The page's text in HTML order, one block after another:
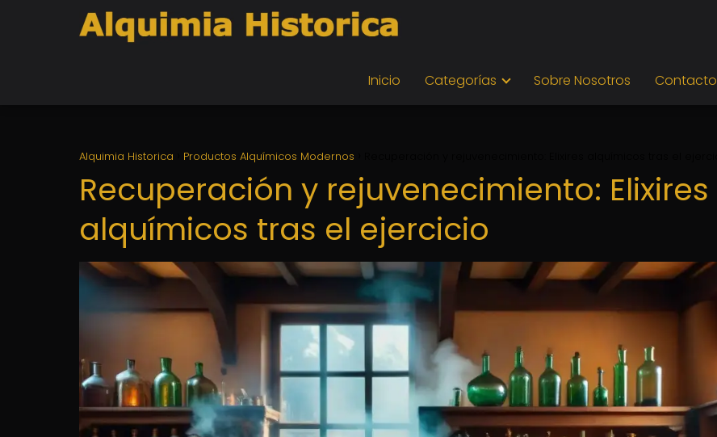
Inicio Categorías Sobre Nosotros Contacto
Alquimia Historica Productos Alquímicos Modernos
Recuperación y rejuvenecimiento: Elixires
alquímicos tras el ejercicio